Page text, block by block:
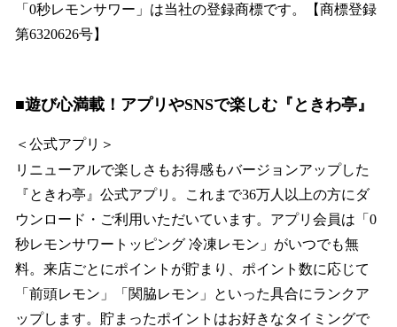
「0秒レモンサワー」は当社の登録商標です。【商標登録
第6320626号】
■遊び心満載！アプリやSNSで楽しむ『ときわ亭』
＜公式アプリ＞
リニューアルで楽しさもお得感もバージョンアップした
『ときわ亭』公式アプリ。これまで36万人以上の方にダ
ウンロード・ご利用いただいています。アプリ会員は「0
秒レモンサワートッピング 冷凍レモン」がいつでも無
料。来店ごとにポイントが貯まり、ポイント数に応じて
「前頭レモン」「関脇レモン」といった具合にランクア
ップします。貯まったポイントはお好きなタイミングで